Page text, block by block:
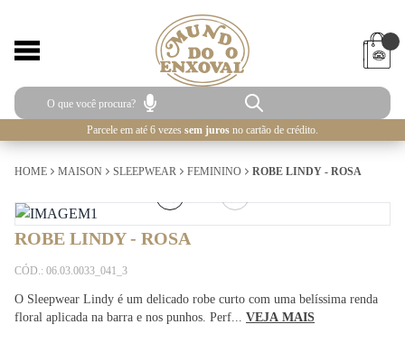
Parcele em até 6 vezes sem juros no cartão de crédito.
HOME MAISON SLEEPWEAR FEMININO ROBE LINDY - ROSA
ROBE LINDY - ROSA
CÓD.: 06.03.0033_041_3
O Sleepwear Lindy é um delicado robe curto com uma belíssima renda
floral aplicada na barra e nos punhos. Perf... VEJA MAIS